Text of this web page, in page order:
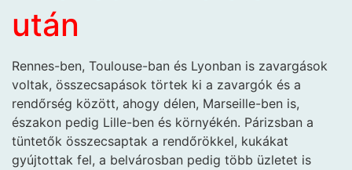
után
Rennes-ben, Toulouse-ban és Lyonban is zavargások
voltak, összecsapások törtek ki a zavargók és a
rendőrség között, ahogy délen, Marseille-ben is,
északon pedig Lille-ben és környékén. Párizsban a
tüntetők összecsaptak a rendőrökkel, kukákat
gyújtottak fel, a belvárosban pedig több üzletet is